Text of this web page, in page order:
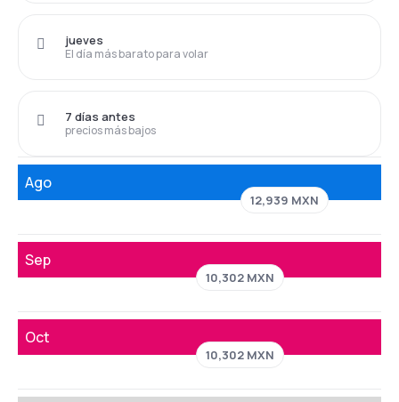
El día más barato para volar
jueves
precios más bajos
7 días antes
Ago
12,939 MXN
Sep
10,302 MXN
Oct
10,302 MXN